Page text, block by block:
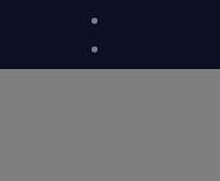
content